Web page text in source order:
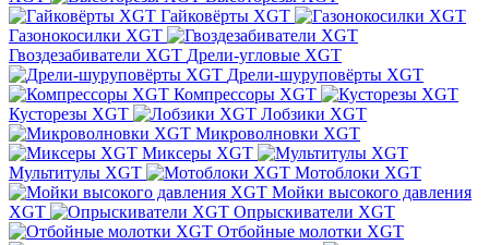
Гайковёрты XGT
Газонокосилки XGT
Гвоздезабиватели XGT Дрели-угловые XGT
Дрели-шуруповёрты XGT
Компрессоры XGT
Кусторезы XGT
Лобзики XGT
Микроволновки XGT
Миксеры XGT
Мультитулы XGT
Мотоблоки XGT
Мойки высокого давления
XGT
Опрыскиватели XGT
Отбойные молотки XGT